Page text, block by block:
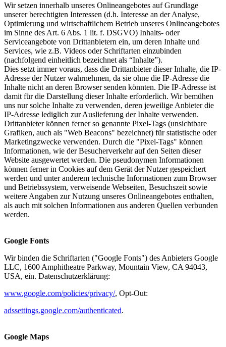
Wir setzen innerhalb unseres Onlineangebotes auf Grundlage
unserer berechtigten Interessen (d.h. Interesse an der Analyse,
Optimierung und wirtschaftlichem Betrieb unseres Onlineangebotes
im Sinne des Art. 6 Abs. 1 lit. f. DSGVO) Inhalts- oder
Serviceangebote von Drittanbietern ein, um deren Inhalte und
Services, wie z.B. Videos oder Schriftarten einzubinden
(nachfolgend einheitlich bezeichnet als “Inhalte”).
Dies setzt immer voraus, dass die Drittanbieter dieser Inhalte, die IP-
Adresse der Nutzer wahrnehmen, da sie ohne die IP-Adresse die
Inhalte nicht an deren Browser senden könnten. Die IP-Adresse ist
damit für die Darstellung dieser Inhalte erforderlich. Wir bemühen
uns nur solche Inhalte zu verwenden, deren jeweilige Anbieter die
IP-Adresse lediglich zur Auslieferung der Inhalte verwenden.
Drittanbieter können ferner so genannte Pixel-Tags (unsichtbare
Grafiken, auch als "Web Beacons" bezeichnet) für statistische oder
Marketingzwecke verwenden. Durch die "Pixel-Tags" können
Informationen, wie der Besucherverkehr auf den Seiten dieser
Website ausgewertet werden. Die pseudonymen Informationen
können ferner in Cookies auf dem Gerät der Nutzer gespeichert
werden und unter anderem technische Informationen zum Browser
und Betriebssystem, verweisende Webseiten, Besuchszeit sowie
weitere Angaben zur Nutzung unseres Onlineangebotes enthalten,
als auch mit solchen Informationen aus anderen Quellen verbunden
werden.
Google Fonts
Wir binden die Schriftarten ("Google Fonts") des Anbieters Google
LLC, 1600 Amphitheatre Parkway, Mountain View, CA 94043,
USA, ein. Datenschutzerklärung:
www.google.com/policies/privacy/, Opt-Out:
adssettings.google.com/authenticated.
Google Maps